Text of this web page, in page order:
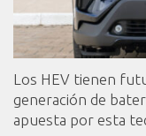
Los HEV tienen
generación de
apuesta por esta